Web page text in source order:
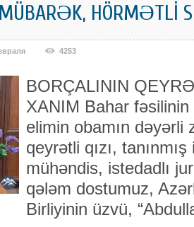
HÖRMƏTLİ
4253
BORÇALININ
XANIM Bahar fəsilinin
elimin obamın dəyərli
qeyrətli qızı,
mühəndis, istedadlı
qələm dostumuz,
Birliyinin üzvü,